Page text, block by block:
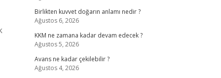
Birlikten kuvvet doğarın anlamı nedir ?
Ağustos 6, 2026
KKM ne zamana kadar devam edecek ?
Ağustos 5, 2026
Avans ne kadar çekilebilir ?
Ağustos 4, 2026